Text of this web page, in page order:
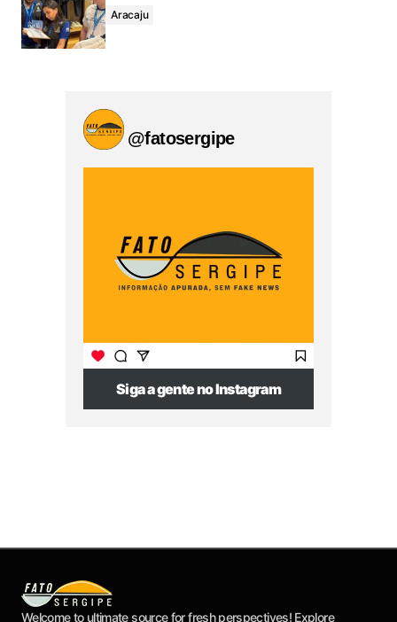
Aracaju
@fatosergipe
Siga a gente no Instagram
Welcome to ultimate source for fresh perspectives! Explore